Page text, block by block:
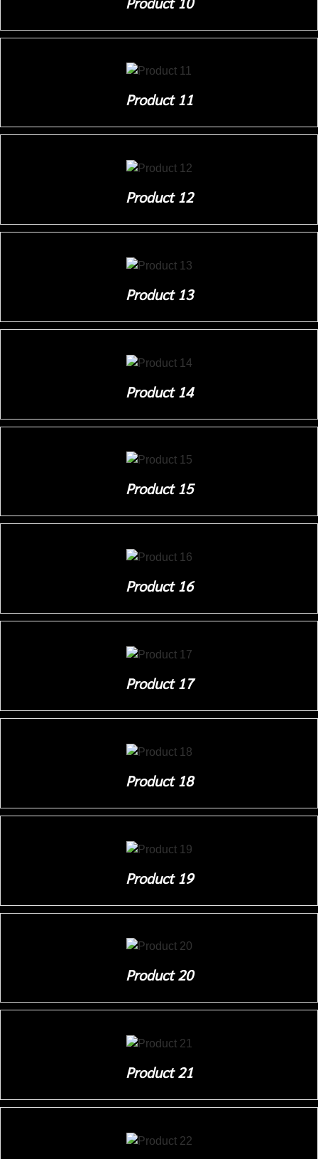
Product 11
Product 12
Product 13
Product 14
Product 15
Product 16
Product 17
Product 18
Product 19
Product 20
Product 21